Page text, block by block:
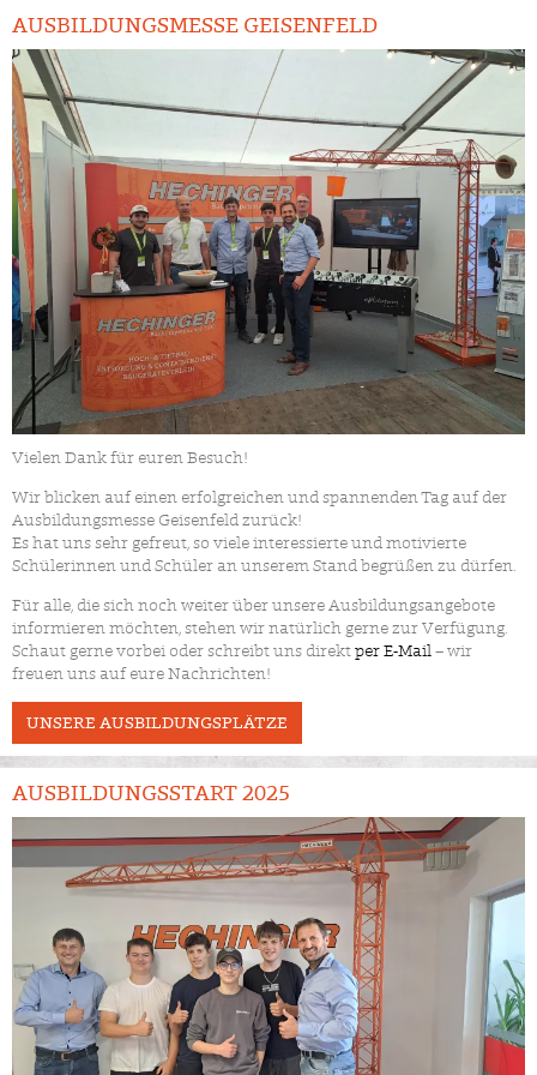
AUSBILDUNGSMESSE GEISENFELD
Vielen Dank für euren Besuch!
Wir blicken auf einen erfolgreichen und spannenden Tag auf der
Ausbildungsmesse Geisenfeld zurück!
Es hat uns sehr gefreut, so viele interessierte und motivierte
Schülerinnen und Schüler an unserem Stand begrüßen zu dürfen.
Für alle, die sich noch weiter über unsere Ausbildungsangebote
informieren möchten, stehen wir natürlich gerne zur Verfügung.
Schaut gerne vorbei oder schreibt uns direktper E-Mail– wir
freuen uns auf eure Nachrichten!
UNSERE AUSBILDUNGSPLÄTZE
AUSBILDUNGSSTART 2025